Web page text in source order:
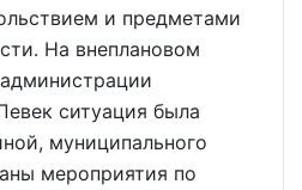
и предметами
На внеплановом
ситуация была
муниципального
мероприятия по